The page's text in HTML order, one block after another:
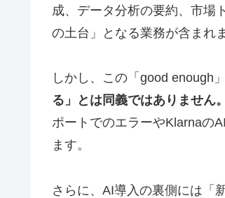
成、データ分析の要約、市場
の土台」となる業務が含まれ
しかし、この「good enough
る」とは同義ではありません。
ポートでのエラーやKlarnaの
ます。
さらに、AI導入の裏側には「